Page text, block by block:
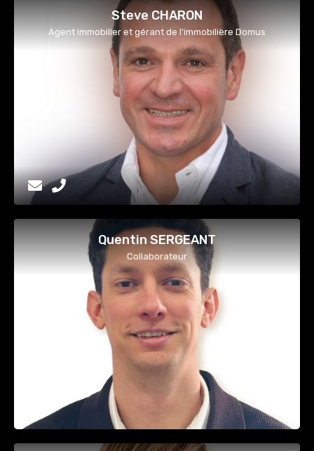
Steve CHARON
Agent immobilier et gérant de l'immobilière Domus
Quentin SERGEANT
Collaborateur